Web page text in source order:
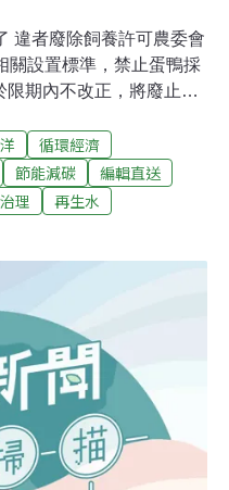
違者廢除飼養許可農委會
關設置標準，禁止蛋鴨採
期內不改正，將廢止飼
綠島蘭嶼 借杯使用率高
島和蘭嶼推廣循環容器
是搭飛機登島進機場，
保杯環島旅遊，目前共
島環境負擔。（聯合報
循環經濟
節能減碳
編輯直送
理
再生水